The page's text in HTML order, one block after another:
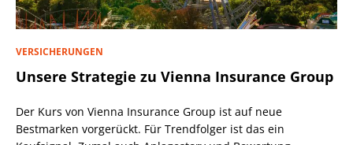
VERSICHERUNGEN
Unsere Strategie zu Vienna Insurance Group
Der Kurs von Vienna Insurance Group ist auf neue
Bestmarken vorgerückt. Für Trendfolger ist das ein